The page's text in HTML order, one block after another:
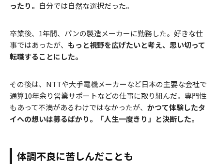
ったり。 自分では自然な選択だった。
卒業後、1年間、パンの製造メーカーに勤務した。好きな仕
事ではあったが、 もっと視野を広げたいと考え、思い切って
転職することにした。
その後は、NTTや大手電機メーカーなど日本の主要な会社で
通算10年余り営業サポートなどの仕事に取り組んだ。専門性
もあって不満があるわけではなかったが、 かつて体験したタ
イへの想いは募るばかり。「人生一度きり」と決断した。
体調不良に苦しんだことも